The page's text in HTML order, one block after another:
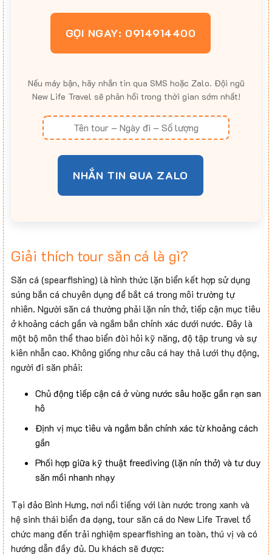
GỌI NGAY: 0914914400
Nếu máy bận, hãy nhắn tin qua SMS hoặc Zalo. Đội ngũ
New Life Travel sẽ phản hồi trong thời gian sớm nhất!
NHẮN TIN QUA ZALO
Giải thích tour săn cá là gì?
Săn cá (spearfishing) là hình thức lặn biển kết hợp sử dụng
súng bắn cá chuyên dụng để bắt cá trong môi trường tự
nhiên. Người săn cá thường phải lặn nín thở, tiếp cận mục tiêu
ở khoảng cách gần và ngắm bắn chính xác dưới nước. Đây là
một bộ môn thể thao biển đòi hỏi kỹ năng, độ tập trung và sự
kiên nhẫn cao. Không giống như câu cá hay thả lưới thụ động,
người đi săn phải:
Chủ động tiếp cận cá ở vùng nước sâu hoặc gần rạn san
hô
Định vị mục tiêu và ngắm bắn chính xác từ khoảng cách
gần
Phối hợp giữa kỹ thuật freediving (lặn nín thở) và tư duy
săn mồi nhanh nhạy
Tại đảo Bình Hưng, nơi nổi tiếng với làn nước trong xanh và
hệ sinh thái biển đa dạng, tour săn cá do New Life Travel tổ
chức mang đến trải nghiệm spearfishing an toàn, thú vị và có
hướng dẫn đầy đủ. Du khách sẽ được: